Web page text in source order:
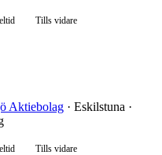
Tills vidare
Aktiebolag · Eskilstuna ·
Tills vidare